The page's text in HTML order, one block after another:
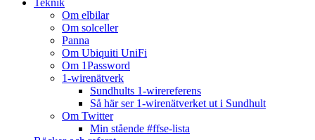
Om elbilar
Om solceller
Panna
Om Ubiquiti UniFi
Om 1Password
1-wirenätverk
Sundhults 1-wirereferens
Så här ser 1-wirenätverket ut i Sundhult
Om Twitter
Min stående #ffse-lista